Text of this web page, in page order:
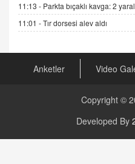
AV. RÜMEYSA
Kira
Arabulucuya
CAN UĞURATEŞ
Değişen
16.12.2024 14:16
GÜNLÜK BURÇ
Günlük Burç
11:13 - Parkta bıçaklı kavga: 2
11:01 -Tır dorsesi alev aldı
Anketler Video
Copyright ©
Developed By